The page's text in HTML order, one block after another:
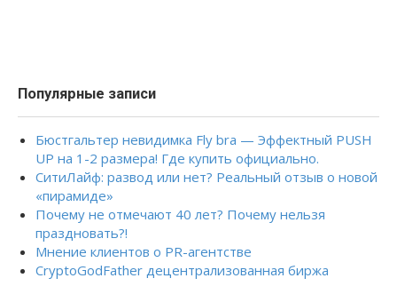
Популярные записи
Бюстгальтер невидимка Fly bra — Эффектный PUSH
UP на 1-2 размера! Где купить официально.
СитиЛайф: развод или нет? Реальный отзыв о новой
«пирамиде»
Почему не отмечают 40 лет? Почему нельзя
праздновать?!
Мнение клиентов о PR-агентстве
CryptoGodFather децентрализованная биржа